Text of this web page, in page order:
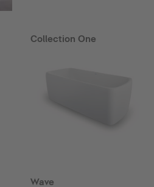
Collection One
Wave